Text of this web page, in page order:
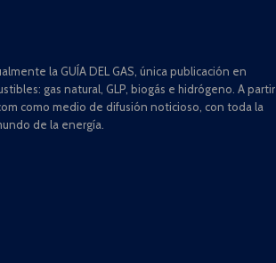
la GUÍA DEL GAS, única publicación en
gas natural, GLP, biogás e hidrógeno. A partir
como medio de difusión noticioso, con toda la
de la energía.